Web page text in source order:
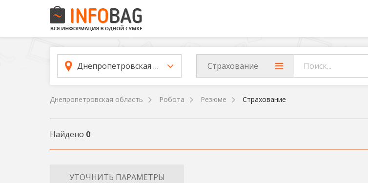
Днепропетровская область Страхование
Днепропетровская область Робота Резюме Страхование
Найдено 0
УТОЧНИТЬ ПАРАМЕТРЫ